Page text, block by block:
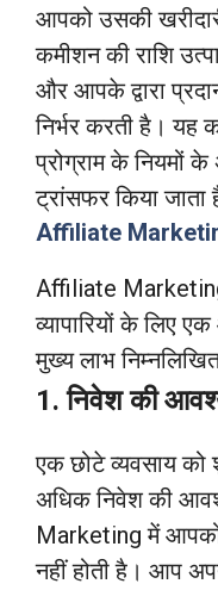
आपको उसकी
कमीशन की राशि
और आपके द्वारा
निर्भर करती है।
प्रोग्राम के नियमों
ट्रांसफर किया जाता
Affiliate
Affiliate
व्यापारियों के लिए
मुख्य लाभ
1. निवेश की
एक छोटे व्यवसाय
अधिक निवेश की
Marketing में
नहीं होती है। आप